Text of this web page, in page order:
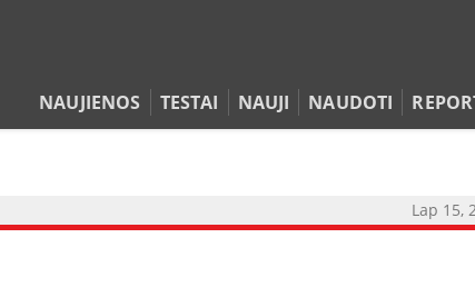
NAUJIENOS TESTAI NAUJI NAUDOTI
Lap 15,